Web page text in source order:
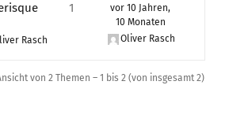
Rasch
1
vor 10 Jahren,
10 Monaten
Oliver Rasch
von 2 Themen – 1 bis 2 (von insgesamt 2)